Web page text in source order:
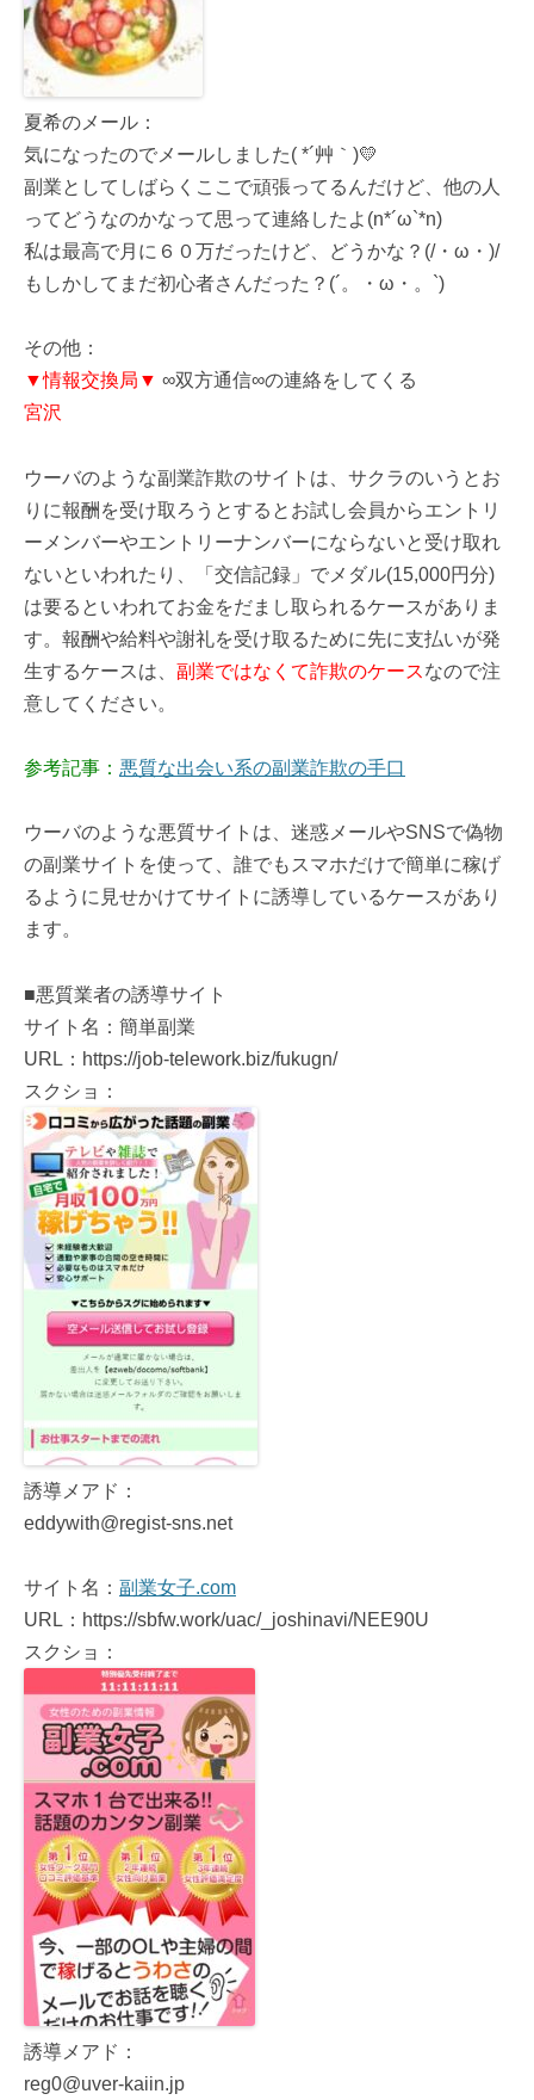
夏希のメール：
気になったのでメールしました( *´艸｀)💛
副業としてしばらくここで頑張ってるんだけど、他の人
ってどうなのかなって思って連絡したよ(n*´ω`*n)
私は最高で月に６０万だったけど、どうかな？(/・ω・)/
もしかしてまだ初心者さんだった？(´。・ω・。`)
その他：
▼情報交換局▼ ∞双方通信∞の連絡をしてくる
宮沢
ウーバのような副業詐欺のサイトは、サクラのいうとお
りに報酬を受け取ろうとするとお試し会員からエントリ
ーメンバーやエントリーナンバーにならないと受け取れ
ないといわれたり、「交信記録」でメダル(15,000円分)
は要るといわれてお金をだまし取られるケースがありま
す。報酬や給料や謝礼を受け取るために先に支払いが発
生するケースは、 副業ではなくて詐欺のケースなので注
意してください。
参考記事： 悪質な出会い系の副業詐欺の手口
ウーバのような悪質サイトは、迷惑メールやSNSで偽物
の副業サイトを使って、誰でもスマホだけで簡単に稼げ
るように見せかけてサイトに誘導しているケースがあり
ます。
■悪質業者の誘導サイト
サイト名：簡単副業
URL：https://job-telework.biz/fukugn/
スクショ：
誘導メアド：
eddywith@regist-sns.net
サイト名： 副業女子.com
URL：https://sbfw.work/uac/_joshinavi/NEE90U
スクショ：
誘導メアド：
reg0@uver-kaiin.jp